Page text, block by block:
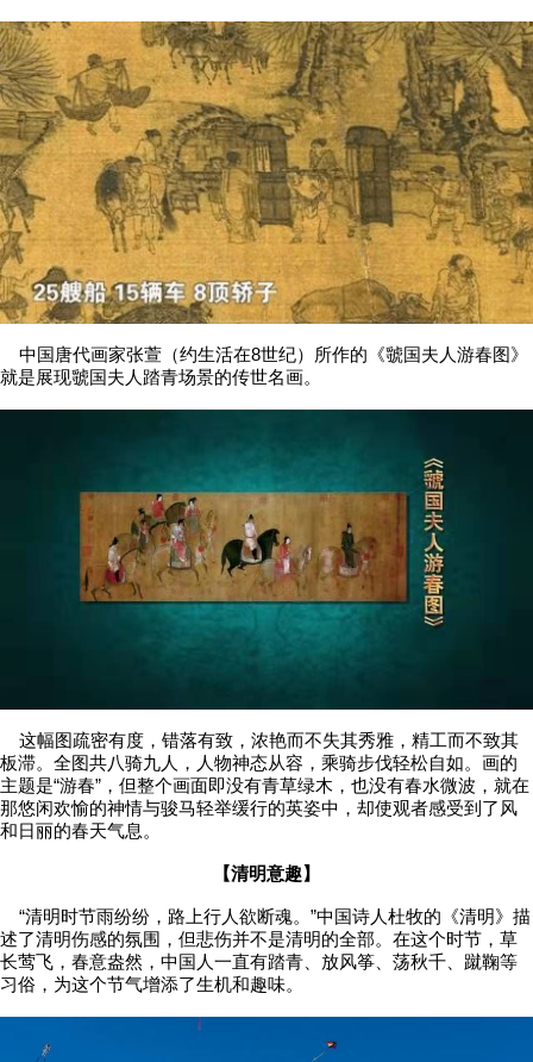
中国唐代画家张萱（约生活在8世纪）所作的《虢国夫人游春图》
就是展现虢国夫人踏青场景的传世名画。
这幅图疏密有度，错落有致，浓艳而不失其秀雅，精工而不致其
板滞。全图共八骑九人，人物神态从容，乘骑步伐轻松自如。画的
主题是“游春”，但整个画面即没有青草绿木，也没有春水微波，就在
那悠闲欢愉的神情与骏马轻举缓行的英姿中，却使观者感受到了风
和日丽的春天气息。
【清明意趣】
“清明时节雨纷纷，路上行人欲断魂。”中国诗人杜牧的《清明》描
述了清明伤感的氛围，但悲伤并不是清明的全部。在这个时节，草
长莺飞，春意盎然，中国人一直有踏青、放风筝、荡秋千、蹴鞠等
习俗，为这个节气增添了生机和趣味。